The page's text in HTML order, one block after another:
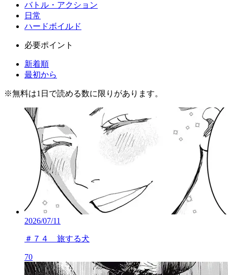
バトル・アクション
日常
ハードボイルド
必要ポイント
新着順
最初から
※無料は1日で読める数に限りがあります。
2026/07/11
＃７４ 旅する犬
70